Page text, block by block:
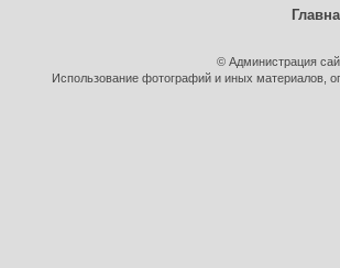
© Администрация
Использование фотографий и иных материалов,